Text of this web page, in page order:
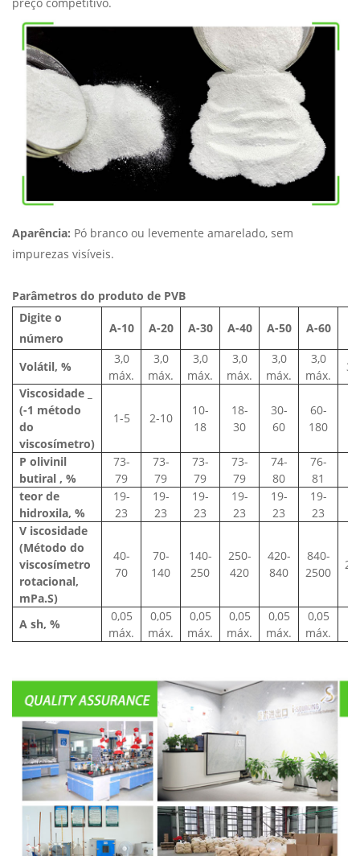
Aparência: Pó branco ou levemente amarelado, sem
impurezas visíveis.
Parâmetros do produto de PVB
Digite o
número
A-10 A-20 A-30 A-40 A-50 A-60
Volátil, %
3,0
máx.
3,0
máx.
3,0
máx.
3,0
máx.
3,0
máx.
3,0
máx.
Viscosidade
(-1 método
do
viscosímetro)
1-5 2-10
10-
18
18-
30
30-
60
60-
180
P olivinil
butiral , %
73-
79
73-
79
73-
79
73-
79
74-
80
76-
81
teor de
hidroxila, %
19-
23
19-
23
19-
23
19-
23
19-
23
19-
23
V iscosidade
(Método do
viscosímetro
rotacional,
mPa.S)
40-
70
70-
140
140-
250
250-
420
420-
840
840-
2500
A sh, %
0,05
máx.
0,05
máx.
0,05
máx.
0,05
máx.
0,05
máx.
0,05
máx.